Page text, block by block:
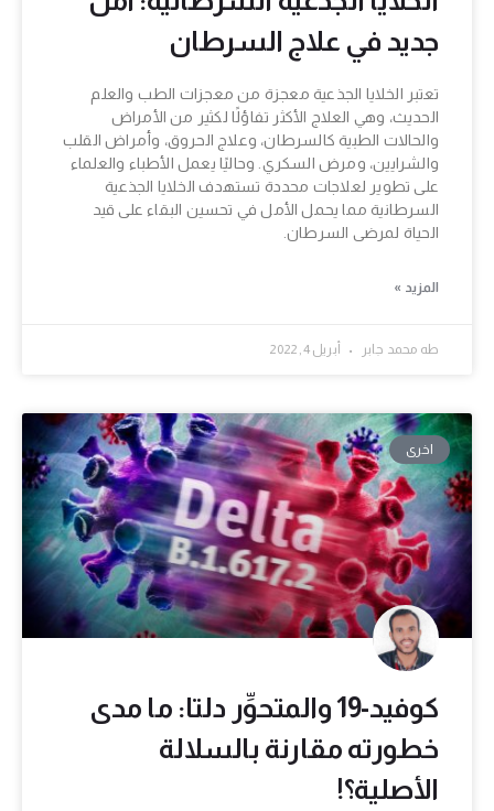
جديد في علاج السرطان
تعتبر الخلايا الجذعية معجزة من معجزات الطب والعلم
الحديث، وهي العلاج الأكثر تفاؤلًا لكثير من الأمراض
والحالات الطبية كالسرطان، وعلاج الحروق، وأمراض القلب
والشرايين، ومرض السكري. وحاليًا يعمل الأطباء والعلماء
على تطوير لعلاجات محددة تستهدف الخلايا الجذعية
السرطانية مما يحمل الأمل في تحسين البقاء على قيد
الحياة لمرضى السرطان.
المزيد »
طه محمد جابر أبريل 4, 2022
اخرى
كوفيد-19 والمتحوِّر دلتا: ما مدى
خطورته مقارنة بالسلالة
الأصلية؟!